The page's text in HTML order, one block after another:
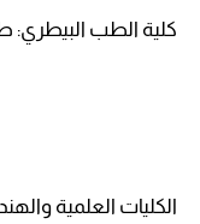
كلية الطب البيطري:
الكليات العلمية